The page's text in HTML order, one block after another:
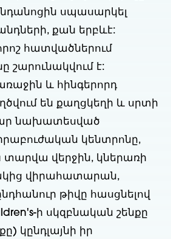
սպասարկել
քան երբևէ:
հատվածներում
շարունակվում է:
և հինգերորդ
են քաղցկեղի և սրտի
նախատեսված
կենտրոնը,
տարվա վերջին, կներառի
վիրահատարան,
թիվը հասցնելով
ի սկզբնական շենքը
կընդլայնի իր